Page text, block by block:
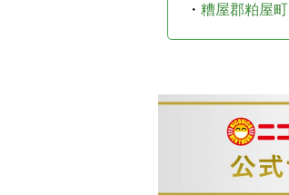
・ 糟屋郡粕屋町